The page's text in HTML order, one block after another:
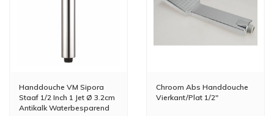
Handdouche VM Sipora
Staaf 1/2 Inch 1 Jet Ø 3.2cm
Antikalk Waterbesparend
Chroom Abs Handdouche
Vierkant/Plat 1/2"